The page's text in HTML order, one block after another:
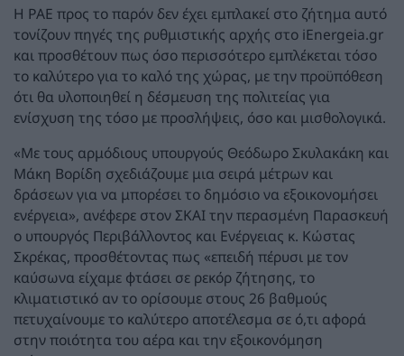
Η ΡΑΕ προς το παρόν δεν έχει εμπλακεί στο ζήτημα αυτό
τονίζουν πηγές της ρυθμιστικής αρχής στο iEnergeia.gr
και προσθέτουν πως όσο περισσότερο εμπλέκεται τόσο
το καλύτερο για το καλό της χώρας, με την προϋπόθεση
ότι θα υλοποιηθεί η δέσμευση της πολιτείας για
ενίσχυση της τόσο με προσλήψεις, όσο και μισθολογικά.
«Με τους αρμόδιους υπουργούς Θεόδωρο Σκυλακάκη και
Μάκη Βορίδη σχεδιάζουμε μια σειρά μέτρων και
δράσεων για να μπορέσει το δημόσιο να εξοικονομήσει
ενέργεια», ανέφερε στον ΣΚΑΙ την περασμένη Παρασκευή
ο υπουργός Περιβάλλοντος και Ενέργειας κ. Κώστας
Σκρέκας, προσθέτοντας πως «επειδή πέρυσι με τον
καύσωνα είχαμε φτάσει σε ρεκόρ ζήτησης, το
κλιματιστικό αν το ορίσουμε στους 26 βαθμούς
πετυχαίνουμε το καλύτερο αποτέλεσμα σε ό,τι αφορά
στην ποιότητα του αέρα και την εξοικονόμηση